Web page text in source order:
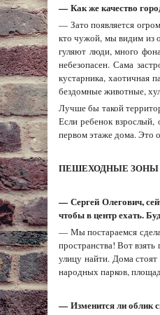
— Как же качество
— Зато появляется
кто чужой, мы видим из
гуляют люди, много
небезопасен. Сама
кустарника, хаотичная
бездомные животные,
Лучше бы такой
Если ребенок
первом этаже дома. Это
ПЕШЕХОДНЫЕ ЗОНЫ
—Сергей Олегович,
чтобы в центр ехать.
— Мы постараемся
пространства! Вот
улицу найти. Дома
народных парков,
— Изменится ли облик